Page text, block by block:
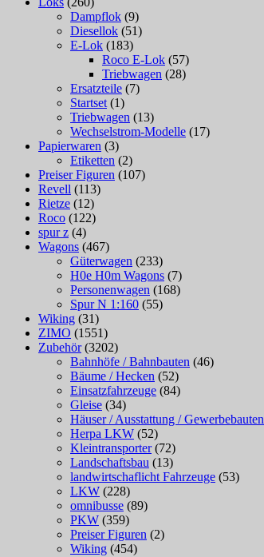
Dampflok (9)
Diesellok (51)
E-Lok (183)
Roco E-Lok (57)
Triebwagen (28)
Ersatzteile (7)
Startset (1)
Triebwagen (13)
Wechselstrom-Modelle (17)
Papierwaren (3)
Etiketten (2)
Preiser Figuren (107)
Revell (113)
Rietze (12)
Roco (122)
spur z (4)
Wagons (467)
Güterwagen (233)
H0e H0m Wagons (7)
Personenwagen (168)
Spur N 1:160 (55)
Wiking (31)
ZIMO (1551)
Zubehör (3202)
Bahnhöfe / Bahnbauten (46)
Bäume / Hecken (52)
Einsatzfahrzeuge (84)
Gleise (34)
Häuser / Ausstattung / Gewerbebauten
Herpa LKW (52)
Kleintransporter (72)
Landschaftsbau (13)
landwirtschaflicht Fahrzeuge (53)
LKW (228)
omnibusse (89)
PKW (359)
Preiser Figuren (2)
Wiking (454)